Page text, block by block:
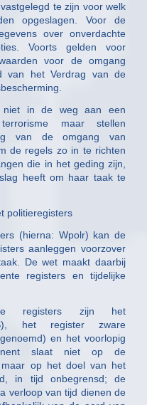
te zijn voor welk
opgeslagen. Voor de
over onverdachte
Voorts gelden voor
voor de omgang
van het Verdrag van de
niet in de weg aan een
maar stellen
van de omgang van
de regels zo in te richten
die in het geding zijn,
heeft om haar taak te
politieregisters
(hierna: Wpolr) kan de
aanleggen voorzover
De wet maakt daarbij
registers en tijdelijke
registers zijn het
het register zware
en het voorlopig
slaat niet op de
maar op het doel van het
in tijd onbegrensd; de
verloop van tijd dienen de